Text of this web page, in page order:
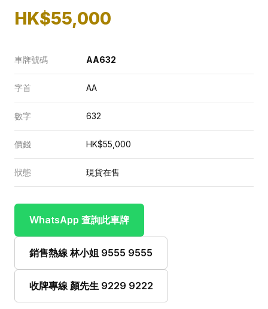
HK$55,000
車牌號碼 AA632
字首 AA
數字 632
價錢 HK$55,000
狀態 現貨在售
WhatsApp 查詢此車牌
銷售熱線 林小姐 9555 9555
收牌專線 顏先生 9229 9222